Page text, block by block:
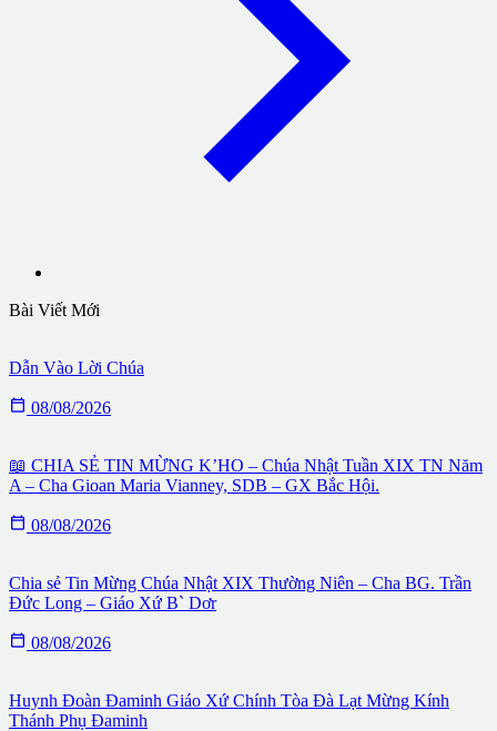
Bài Viết Mới
Dẫn Vào Lời Chúa
 08/08/2026
📖 CHIA SẺ TIN MỪNG K’HO – Chúa Nhật Tuần XIX TN Năm
A – Cha Gioan Maria Vianney, SDB – GX Bắc Hội.
 08/08/2026
Chia sẻ Tin Mừng Chúa Nhật XIX Thường Niên – Cha BG. Trần
Đức Long – Giáo Xứ B` Dơr
 08/08/2026
Huynh Đoàn Đaminh Giáo Xứ Chính Tòa Đà Lạt Mừng Kính
Thánh Phụ Đaminh